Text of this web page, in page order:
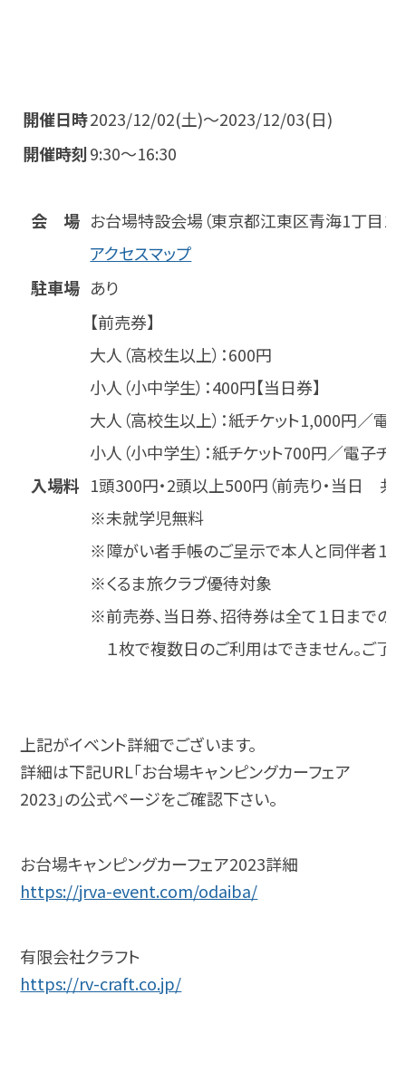
開催日時2023/12/02(土)～2023/12/03(日)
開催時刻9:30～16:30
会 場 お台場特設会場（東京都江東区青海1丁目
アクセスマップ
駐車場 あり
入場料
【前売券】
大人（高校生以上）：600円
小人（小中学生）：400円【当日券】
大人（高校生以上）：紙チケット1,000円／電
小人（小中学生）：紙チケット700円／電子チ
1頭300円・2頭以上500円（前売り・当日 共
※未就学児無料
※障がい者手帳のご呈示で本人と同伴者１
※くるま旅クラブ優待対象
※前売券、当日券、招待券は全て１日までの
１枚で複数日のご利用はできません。ご了承
上記がイベント詳細でございます。
詳細は下記URL「お台場キャンピングカーフェア
2023」の公式ページをご確認下さい。
お台場キャンピングカーフェア2023詳細
https://jrva-event.com/odaiba/
有限会社クラフト
https://rv-craft.co.jp/